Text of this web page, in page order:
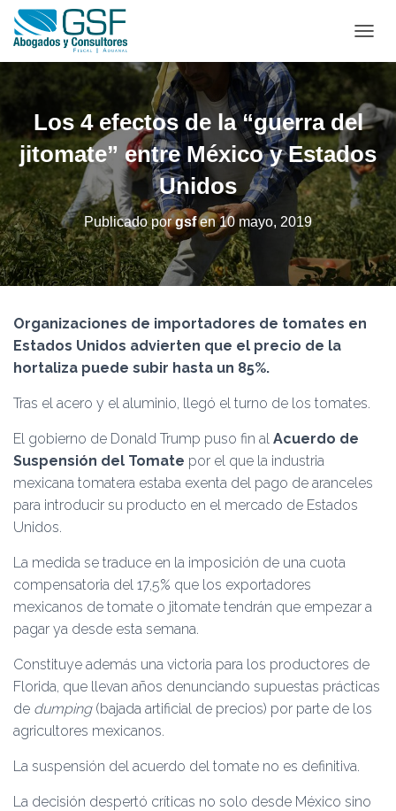
A
A
M
D
O
D
E
N
A
G
Ó
Los 4 efectos de la “guerra del
jitomate” entre México y Estados
Unidos
Publicado porgsfen10 mayo, 2019
Organizaciones de importadores de tomates en
Estados Unidos advierten que el precio de la
hortaliza puede subir hasta un 85%.
Tras el acero y el aluminio, llegó el turno de los tomates.
El gobierno de Donald Trump puso fin al Acuerdo de
Suspensión del Tomate por el que la industria
mexicana tomatera estaba exenta del pago de aranceles
para introducir su producto en el mercado de Estados
Unidos.
La medida se traduce en la imposición de una cuota
compensatoria del 17,5% que los exportadores
mexicanos de tomate o jitomate tendrán que empezar a
pagar ya desde esta semana.
Constituye además una victoria para los productores de
Florida, que llevan años denunciando supuestas prácticas
de dumping(bajada artificial de precios) por parte de los
agricultores mexicanos.
La suspensión del acuerdo del tomate no es definitiva.
La decisión despertó críticas no solo desde México sino